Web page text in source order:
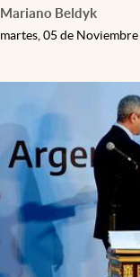
Mariano Beldyk
martes, 05 de